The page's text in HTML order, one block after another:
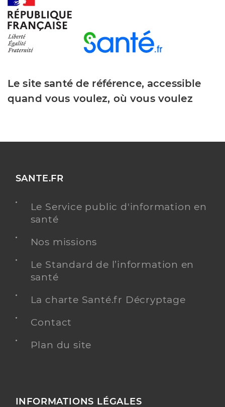
Le site santé de référence, accessible
quand vous voulez, où vous voulez
SANTE.FR
Le Service public d'information en
santé
Nos missions
Le Standard de l’information en
santé
La charte Santé.fr Décryptage
Contact
Plan du site
INFORMATIONS LÉGALES